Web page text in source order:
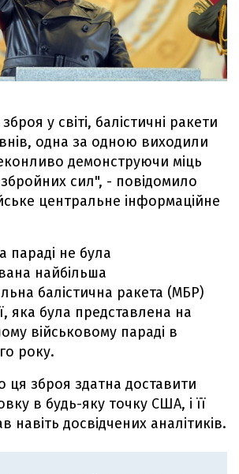
у світі, балістичні ракети
одна за одною виходили
демонструючи міць
сил", - повідомило
центральне інформаційне
параді не була
найбільша
балістична ракета (МБР)
яка була представлена ​​на
військовому параді в
року.
ця зброя здатна доставити
в будь-яку точку США, і її
навіть досвідчених аналітиків.